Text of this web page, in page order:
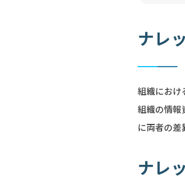
ナレ
組織におけ
組織の情報
に両者の差
ナレ